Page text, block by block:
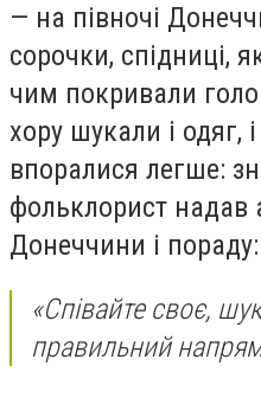
— на півночі
сорочки, спідниці,
чим покривали
хору шукали і одяг,
впоралися легше:
фольклорист надав
Донеччини і пораду:
«Співайте своє,
правильний